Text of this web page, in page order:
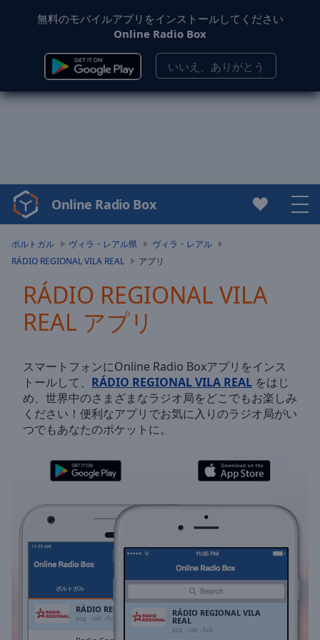
無料のモバイルアプリをインストールしてください
Online Radio Box
いいえ、ありがとう
Video
Player
loading.
Video
Skip
Backward
Mute
Current
Time0:00
Duration-:-
Seek to
live,
behind
Remaining
Online Radio Box
ポルトガル ヴィラ・レアル県
ヴィラ・レアル
RÁDIO REGIONAL VILA REAL
アプリ
RÁDIO REGIONAL VILA
REAL アプリ
スマートフォンにOnline Radio Boxアプリをインス
トールして、 RÁDIO REGIONAL VILA REAL をはじ
め、世界中のさまざまなラジオ局をどこでもお楽しみ
ください！便利なアプリでお気に入りのラジオ局がい
つでもあなたのポケットに。
ポルトガル
RÁDIO REGIONAL VILA REAL
pop talk folk
RÁDIO REGIONAL VILA
REAL
pop talk folk